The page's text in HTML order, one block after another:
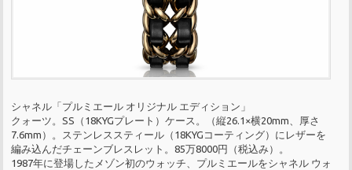
シャネル「プルミエール オリジナル エディション」
クォーツ。SS（18KYGプレート）ケース。（縦26.1×横20mm、厚さ
7.6mm）。ステンレススティール（18KYGコーティング）にレザーを
編み込んだチェーンブレスレット。85万8000円（税込み）。
1987年に登場したメゾン初のウォッチ、プルミエールをシャネル ウォ